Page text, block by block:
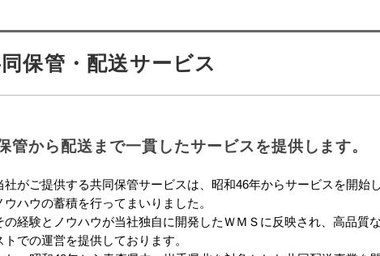
保管・配送サービス
管から配送まで一貫したサービスを提供します。
がご提供する共同保管サービスは、昭和46年からサービスを開始
ウハウの蓄積を行ってまいりました。
経験とノウハウが当社独自に開発したＷＭＳに反映され、高品質
トでの運営を提供しております。